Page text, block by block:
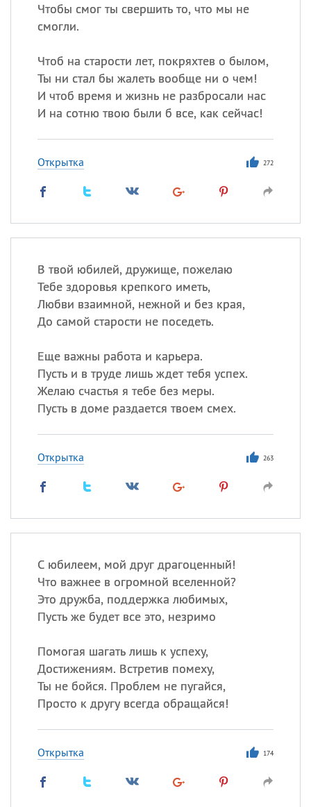
Чтобы смог ты свершить то, что мы не
смогли.
Чтоб на старости лет, покряхтев о былом,
Ты ни стал бы жалеть вообще ни о чем!
И чтоб время и жизнь не разбросали нас
И на сотню твою были б все, как сейчас!
Открытка 272
В твой юбилей, дружище, пожелаю
Тебе здоровья крепкого иметь,
Любви взаимной, нежной и без края,
До самой старости не поседеть.
Еще важны работа и карьера.
Пусть и в труде лишь ждет тебя успех.
Желаю счастья я тебе без меры.
Пусть в доме раздается твоем смех.
Открытка 263
С юбилеем, мой друг драгоценный!
Что важнее в огромной вселенной?
Это дружба, поддержка любимых,
Пусть же будет все это, незримо
Помогая шагать лишь к успеху,
Достижениям. Встретив помеху,
Ты не бойся. Проблем не пугайся,
Просто к другу всегда обращайся!
Открытка 174